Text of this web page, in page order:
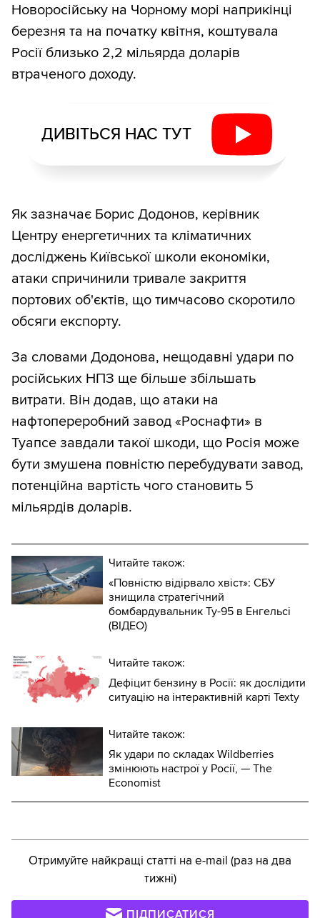
Новоросійську на Чорному морі наприкінці
березня та на початку квітня, коштувала
Росії близько 2,2 мільярда доларів
втраченого доходу.
ДИВІТЬСЯ НАС ТУТ
Як зазначає Борис Додонов, керівник
Центру енергетичних та кліматичних
досліджень Київської школи економіки,
атаки спричинили тривале закриття
портових об'єктів, що тимчасово скоротило
обсяги експорту.
За словами Додонова, нещодавні удари по
російських НПЗ ще більше збільшать
витрати. Він додав, що атаки на
нафтопереробний завод «Роснафти» в
Туапсе завдали такої шкоди, що Росія може
бути змушена повністю перебудувати завод,
потенційна вартість чого становить 5
мільярдів доларів.
Читайте також:
«Повністю відірвало хвіст»: СБУ
знищила стратегічний
бомбардувальник Ту-95 в Енгельсі
(ВІДЕО)
Читайте також:
Дефіцит бензину в Росії: як дослідити
ситуацію на інтерактивній карті Texty
Читайте також:
Як удари по складах Wildberries
змінюють настрої у Росії, — The
Economist
Отримуйте найкращі статті на e-mail (раз на два
тижні)
ПІДПИСАТИСЯ